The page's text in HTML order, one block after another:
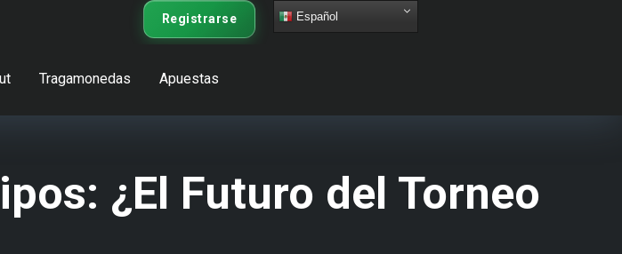
Registrarse Español
Tragamonedas Apuestas
¿El Futuro del Torneo